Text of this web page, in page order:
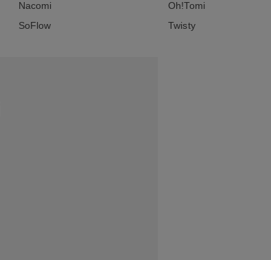
Nacomi Oh!Tomi
SoFlow Twisty